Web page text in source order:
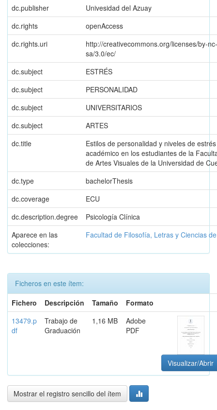
dc.publisher
Univesidad del Azuay
dc.rights
openAccess
dc.rights.uri
http://creativecommons.org/licenses/by-nc-
sa/3.0/ec/
dc.subject
ESTRÉS
dc.subject
PERSONALIDAD
dc.subject
UNIVERSITARIOS
dc.subject
ARTES
dc.title
Estilos de personalidad y niveles de estrés
académico en los estudiantes de la
de Artes Visuales de la Universidad de
dc.type
bachelorThesis
dc.coverage
ECU
dc.description.degree
Psicología Clínica
Aparece en las
colecciones:
Facultad de Filosofía, Letras y Ciencias
Ficheros en este ítem:
Fichero
Descripción Tamaño
Formato
13479.p
df
Trabajo de
Graduación
1,16 MB
Adobe
PDF
Visualizar/Abrir
Mostrar el registro sencillo del ítem